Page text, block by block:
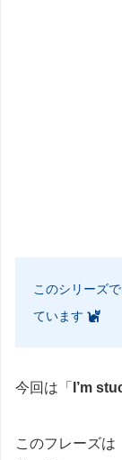
このシリーズ
ています
今回は「 I’m
このフレーズは